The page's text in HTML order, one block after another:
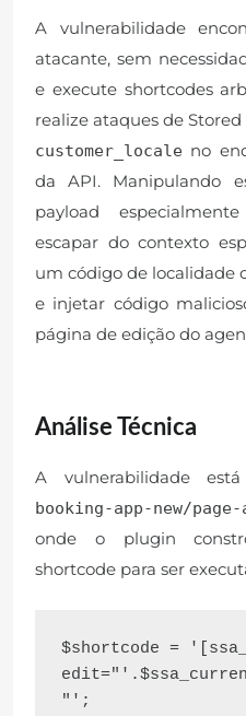
A vulnerabilidade
atacante, sem
e execute shortcodes
realize ataques de
customer_locale no
da API. Manipulando
payload
escapar do contexto
um código de localidade
e injetar código
página de edição do
Análise Técnica
A vulnerabilidade
booking-app-new/
onde o plugin
shortcode para ser
$shortcode =
"';